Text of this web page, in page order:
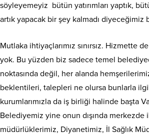
söyleyemeyiz bütün yatırımları yaptık,
artık yapacak bir şey kalmadı diyeceğimiz
Mutlaka ihtiyaçlarımız sınırsız. Hizmette
yok. Bu yüzden biz sadece temel
noktasında değil, her alanda
beklentileri, talepleri ne olursa bunlarla
kurumlarımızla da iş birliği halinde başta
Belediyemiz yine onun dışında
müdürlüklerimiz, Diyanetimiz, İl Sağlık